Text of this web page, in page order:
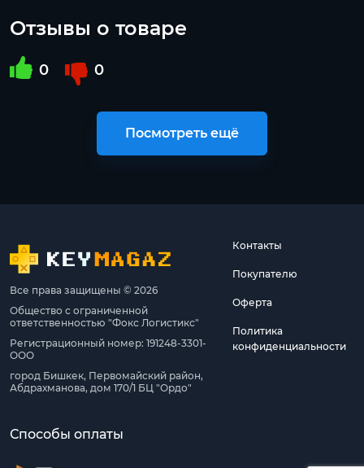
Отзывы о товаре
0 0
Посмотреть ещё
Все права защищены © 2026
Общество с ограниченной
ответственностью "Фокс Логистикс"
Регистрационный номер: 191248-3301-
ООО
город Бишкек, Первомайский район,
Абдрахманова, дом 170/1 БЦ "Ордо"
Контакты
Покупателю
Оферта
Политика
конфиденциальности
Способы оплаты